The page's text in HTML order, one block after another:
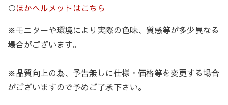
○ほかヘルメットはこちら
※モニターや環境により実際の色味、質感等が多少異なる
場合がございます。
※品質向上の為、予告無しに仕様・価格等を変更する場合
がございますので予めご了承下さい。